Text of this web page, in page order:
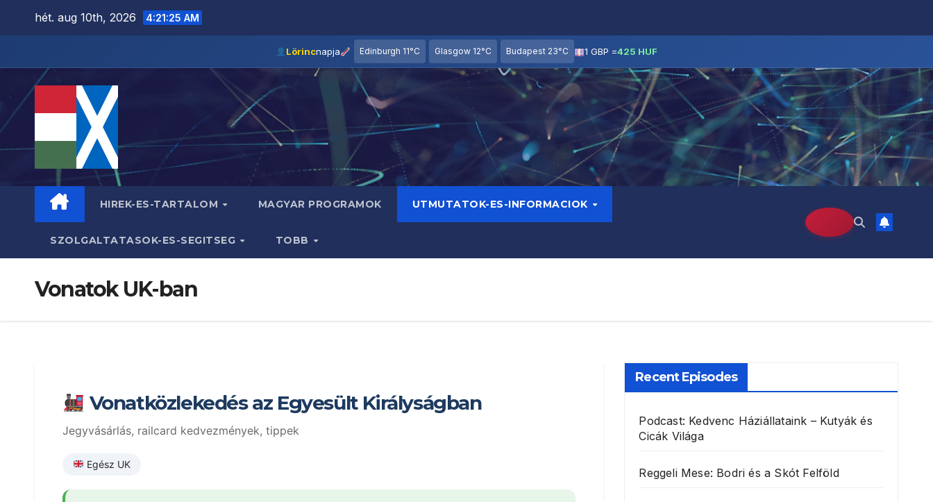
hét. aug 10th, 2026 4:21:25 AM
Lörincnapja Edinburgh 11°C Glasgow 12°C Budapest 23°C 1 GBP =425 HUF
HIREK-ES-TARTALOM MAGYAR PROGRAMOK UTMUTATOK-ES-INFORMACIOK
SZOLGALTATASOK-ES-SEGITSEG TOBB
Vonatok UK-ban
Vonatközlekedés az Egyesült Királyságban
Jegyvásárlás, railcard kedvezmények, tippek
Egész UK
Recent Episodes
Podcast: Kedvenc Háziállataink – Kutyák és
Cicák Világa
Reggeli Mese: Bodri és a Skót Felföld